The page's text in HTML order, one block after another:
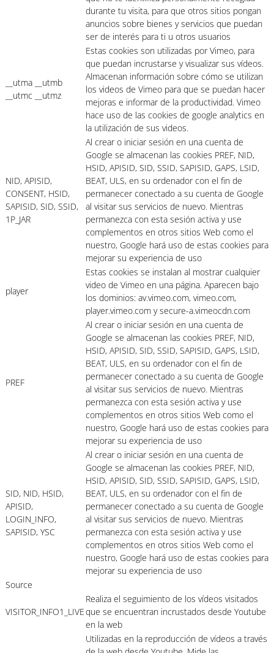
durante tu visita, para que otros sitios pongan
anuncios sobre bienes y servicios que puedan
ser de interés para ti u otros usuarios
__utma __utmb
__utmc __utmz
Estas cookies son utilizadas por Vimeo, para
que puedan incrustarse y visualizar sus vídeos.
Almacenan información sobre cómo se utilizan
los videos de Vimeo para que se puedan hacer
mejoras e informar de la productividad. Vimeo
hace uso de las cookies de google analytics en
la utilización de sus videos.
NID, APISID,
CONSENT, HSID,
SAPISID, SID, SSID,
1P_JAR
Al crear o iniciar sesión en una cuenta de
Google se almacenan las cookies PREF, NID,
HSID, APISID, SID, SSID, SAPISID, GAPS, LSID,
BEAT, ULS, en su ordenador con el fin de
permanecer conectado a su cuenta de Google
al visitar sus servicios de nuevo. Mientras
permanezca con esta sesión activa y use
complementos en otros sitios Web como el
nuestro, Google hará uso de estas cookies para
mejorar su experiencia de uso
player
Estas cookies se instalan al mostrar cualquier
video de Vimeo en una página. Aparecen bajo
los dominios: av.vimeo.com, vimeo.com,
player.vimeo.com y secure-a.vimeocdn.com
PREF
Al crear o iniciar sesión en una cuenta de
Google se almacenan las cookies PREF, NID,
HSID, APISID, SID, SSID, SAPISID, GAPS, LSID,
BEAT, ULS, en su ordenador con el fin de
permanecer conectado a su cuenta de Google
al visitar sus servicios de nuevo. Mientras
permanezca con esta sesión activa y use
complementos en otros sitios Web como el
nuestro, Google hará uso de estas cookies para
mejorar su experiencia de uso
SID, NID, HSID,
APISID,
LOGIN_INFO,
SAPISID, YSC
Al crear o iniciar sesión en una cuenta de
Google se almacenan las cookies PREF, NID,
HSID, APISID, SID, SSID, SAPISID, GAPS, LSID,
BEAT, ULS, en su ordenador con el fin de
permanecer conectado a su cuenta de Google
al visitar sus servicios de nuevo. Mientras
permanezca con esta sesión activa y use
complementos en otros sitios Web como el
nuestro, Google hará uso de estas cookies para
mejorar su experiencia de uso
Source
VISITOR_INFO1_LIVE
Realiza el seguimiento de los vídeos visitados
que se encuentran incrustados desde Youtube
en la web
Utilizadas en la reproducción de vídeos a través